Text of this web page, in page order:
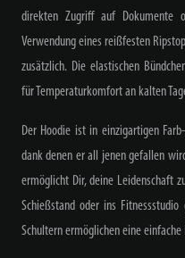
direkten Zugriff auf Dokumente
Verwendung eines reißfesten
zusätzlich. Die elastischen
für Temperaturkomfort an kalten
Der Hoodie ist in einzigartigen
dank denen er all jenen gefallen
ermöglicht Dir, deine Leidenschaft
Schießstand oder ins
Schultern ermöglichen eine einfache